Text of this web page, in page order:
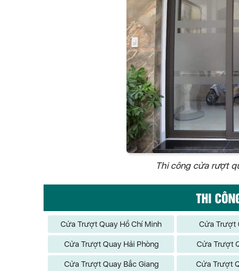
Thi công cửa rượt
THI
Cửa Trượt Quay Hồ Chí Minh Cửa Trượt
Cửa Trượt Quay Hải Phòng Cửa Trượt
Cửa Trượt Quay Bắc Giang Cửa Trượt